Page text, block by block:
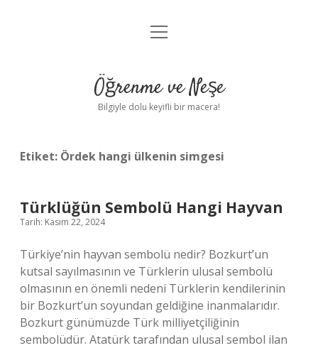
Anasayfa
Yasal Uyarı
menüyü
Öğrenme ve Neşe
Bilgiyle dolu keyifli bir macera!
Etiket: Ördek hangi ülkenin simgesi
Türklüğün Sembolü Hangi Hayvan
Tarih: Kasım 22, 2024
Türkiye’nin hayvan sembolü nedir? Bozkurt’un
kutsal sayılmasının ve Türklerin ulusal sembolü
olmasının en önemli nedeni Türklerin kendilerinin
bir Bozkurt’un soyundan geldiğine inanmalarıdır.
Bozkurt günümüzde Türk milliyetçiliğinin
sembolüdür. Atatürk tarafından ulusal sembol ilan